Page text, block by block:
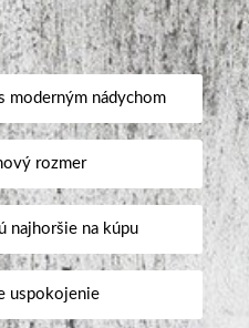
moderným nádychom
rozmer
najhoršie na kúpu
uspokojenie